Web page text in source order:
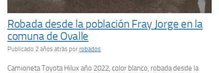
Robada desde la población Fray Jorge en la
comuna de Ovalle
Publicado 2 años atrás por robados
Camioneta Toyota Hilux año 2022, color blanco, robada desde la